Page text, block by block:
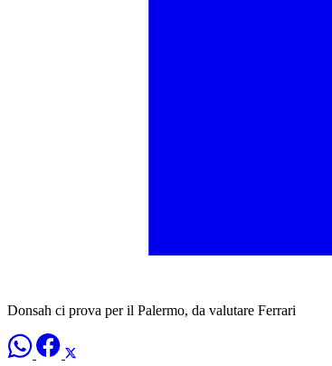
Donsah ci prova per il Palermo, da valutare Ferrari